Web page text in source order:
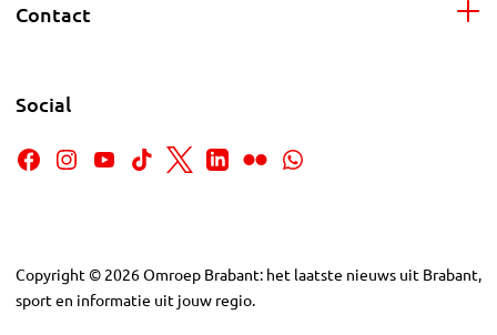
Contact
Social
Copyright © 2026Omroep Brabant: het laatste nieuws uit Brabant,
sport en informatie uit jouw regio.